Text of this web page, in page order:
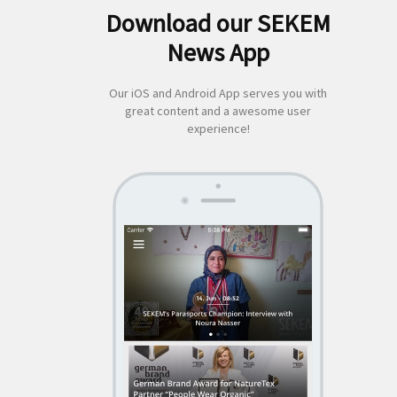
Economy|Societal Life|Cultural Life
News| Media|Contact Us|Legal|Privacy| Copyright ©
2018 SEKEM
Download our SEKEM
News App
Our iOS and Android App serves you with
great content and a awesome user
experience!